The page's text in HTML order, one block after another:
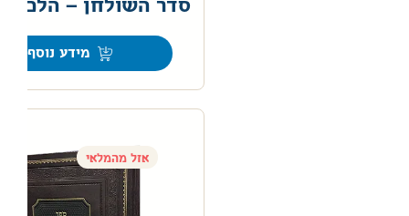
סדר השולחן – הלכות
מידע נוסף
אזל מהמלאי